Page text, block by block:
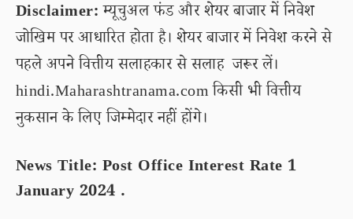
Disclaimer:म्यूचुअल फंड और शेयर बाजार में निवेश
जोखिम पर आधारित होता है। शेयर बाजार में निवेश करने से
पहले अपने वित्तीय सलाहकार से सलाह जरूर लें।
hindi.Maharashtranama.com किसी भी वित्तीय
नुकसान के लिए जिम्मेदार नहीं होंगे।
News Title: Post Office Interest Rate 1
January 2024 .